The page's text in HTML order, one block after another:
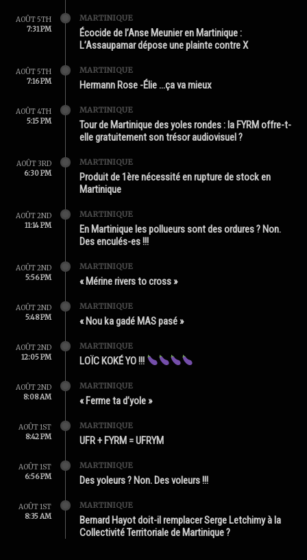
AOÛT 5TH
7:31 PM
MARTINIQUE
Écocide de l’Anse Meunier en Martinique :
L’Assaupamar dépose une plainte contre X
AOÛT 5TH
7:16 PM
MARTINIQUE
Hermann Rose -Élie …ça va mieux
AOÛT 4TH
5:15 PM
MARTINIQUE
Tour de Martinique des yoles rondes : la FYRM offre-t-
elle gratuitement son trésor audiovisuel ?
AOÛT 3RD
6:30 PM
MARTINIQUE
Produit de 1ère nécessité en rupture de stock en
Martinique
AOÛT 2ND
11:14 PM
MARTINIQUE
En Martinique les pollueurs sont des ordures ? Non.
Des enculés-es !!!
AOÛT 2ND
5:56 PM
MARTINIQUE
« Mérine rivers to cross »
AOÛT 2ND
5:48 PM
MARTINIQUE
« Nou ka gadé MAS pasé »
AOÛT 2ND
12:05 PM
MARTINIQUE
LOÏC KOKÉ YO !!!
AOÛT 2ND
8:08 AM
MARTINIQUE
« Ferme ta d’yole »
AOÛT 1ST
8:42 PM
MARTINIQUE
UFR + FYRM = UFRYM
AOÛT 1ST
6:56 PM
MARTINIQUE
Des yoleurs ? Non. Des voleurs !!!
AOÛT 1ST
8:35 AM
MARTINIQUE
Bernard Hayot doit-il remplacer Serge Letchimy à la
Collectivité Territoriale de Martinique ?